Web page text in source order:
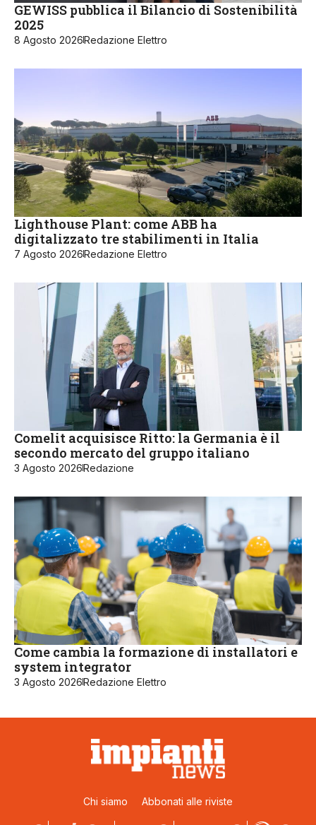
GEWISS pubblica il Bilancio di Sostenibilità
2025
8 Agosto 2026Redazione Elettro
Lighthouse Plant: come ABB ha
digitalizzato tre stabilimenti in Italia
7 Agosto 2026Redazione Elettro
Comelit acquisisce Ritto: la Germania è il
secondo mercato del gruppo italiano
3 Agosto 2026Redazione
Come cambia la formazione di installatori e
system integrator
3 Agosto 2026Redazione Elettro
Chi siamo Abbonati alle riviste